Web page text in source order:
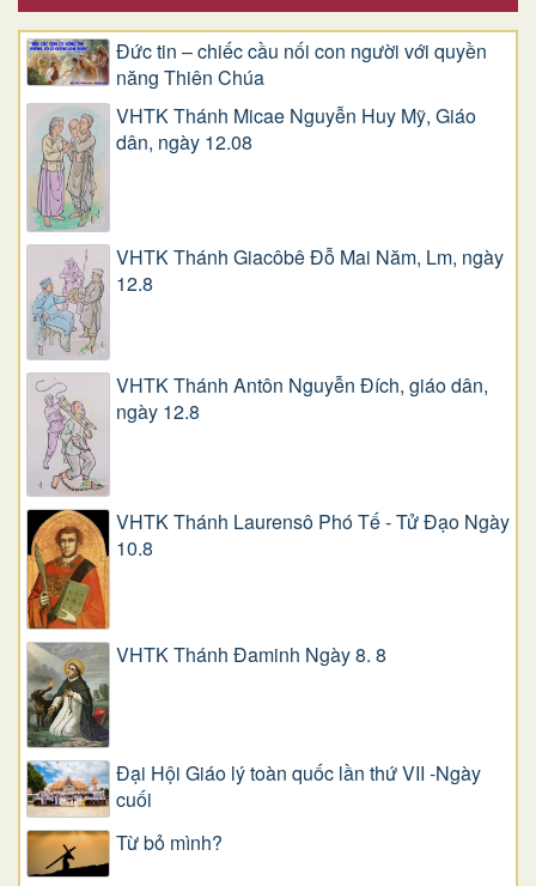
Đức tin – chiếc cầu nối con người với quyền
năng Thiên Chúa
VHTK Thánh Micae Nguyễn Huy Mỹ, Giáo
dân, ngày 12.08
VHTK Thánh Giacôbê Ðỗ Mai Năm, Lm, ngày
12.8
VHTK Thánh Antôn Nguyễn Ðích, giáo dân,
ngày 12.8
VHTK Thánh Laurensô Phó Tế - Tử Đạo Ngày
10.8
VHTK Thánh Đaminh Ngày 8. 8
Đại Hội Giáo lý toàn quốc lần thứ VII -Ngày
cuối
Từ bỏ mình?